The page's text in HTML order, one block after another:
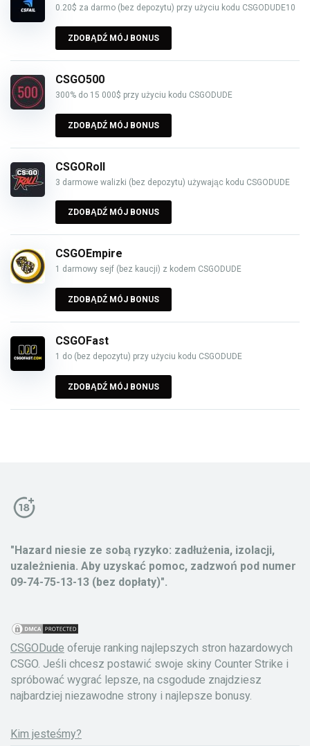
0.20$ za darmo (bez depozytu) przy użyciu kodu CSGODUDE10
ZDOBĄDŹ MÓJ BONUS
CSGO500
300% do 15 000$ przy użyciu kodu CSGODUDE
ZDOBĄDŹ MÓJ BONUS
CSGORoll
3 darmowe walizki (bez depozytu) używając kodu CSGODUDE
ZDOBĄDŹ MÓJ BONUS
CSGOEmpire
1 darmowy sejf (bez kaucji) z kodem CSGODUDE
ZDOBĄDŹ MÓJ BONUS
CSGOFast
1 do (bez depozytu) przy użyciu kodu CSGODUDE
ZDOBĄDŹ MÓJ BONUS
"Hazard niesie ze sobą ryzyko: zadłużenia, izolacji,
uzależnienia. Aby uzyskać pomoc, zadzwoń pod numer
09-74-75-13-13 (bez dopłaty)".
CSGODude oferuje ranking najlepszych stron hazardowych
CSGO. Jeśli chcesz postawić swoje skiny Counter Strike i
spróbować wygrać lepsze, na csgodude znajdziesz
najbardziej niezawodne strony i najlepsze bonusy.
Kim jesteśmy?